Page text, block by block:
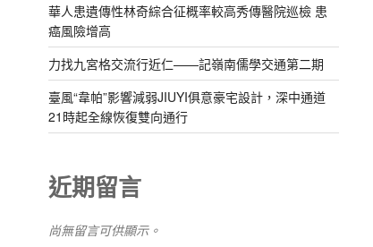
華人患遺傳性林奇綜合征概率較高秀傳醫院巡檢 患
癌風險增高
力找九宮格交流行近仁——記嶺南儒學交通第二期
臺風“韋帕”影響減弱JIUYI俱意豪宅設計，深中通道
21時起全線恢復雙向通行
近期留言
尚無留言可供顯示。